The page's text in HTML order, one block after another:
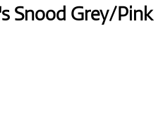
Snood Grey/Pink